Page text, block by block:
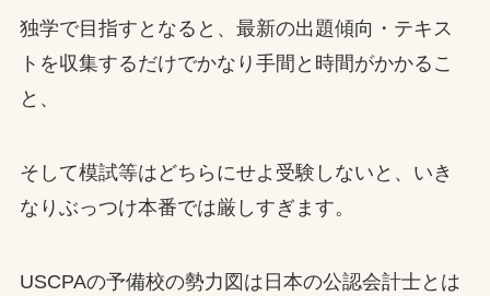
独学で目指すとなると、最新の出題傾向・テキス
トを収集するだけでかなり手間と時間がかかるこ
と、
そして模試等はどちらにせよ受験しないと、いき
なりぶっつけ本番では厳しすぎます。
USCPAの予備校の勢力図は日本の公認会計士とは